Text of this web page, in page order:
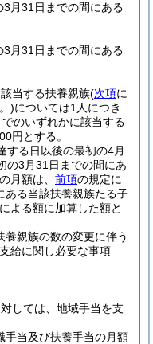
月31日までの間にある
月31日までの間にある
当する扶養親族(次項に
)については1人につき
でのいずれかに該当する
円とする。
する日以後の最初の4月
の3月31日までの間にあ
月額は、 前項の規定に
ある当該扶養親族たる子
よる額に加算した額と
親族の数の変更に伴う
給に関し必要な事項
しては、地域手当を支
手当及び扶養手当の月額